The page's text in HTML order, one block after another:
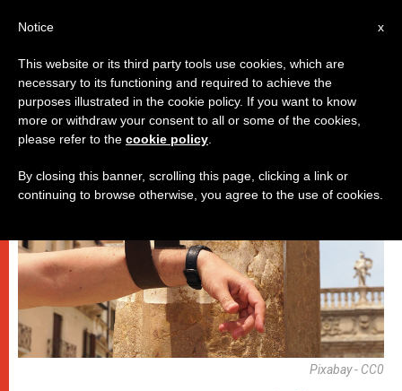
باباوات,عدالة وسلام
Pixabay - CC0
x
Notice
This website or its third party tools use cookies, which are
necessary to its functioning and required to achieve the
purposes illustrated in the cookie policy. If you want to know
more or withdraw your consent to all or some of the cookies,
please refer to the cookie policy
By closing this banner, scrolling this page, clicking a link or
continuing to browse otherwise, you agree to the use of cookies.